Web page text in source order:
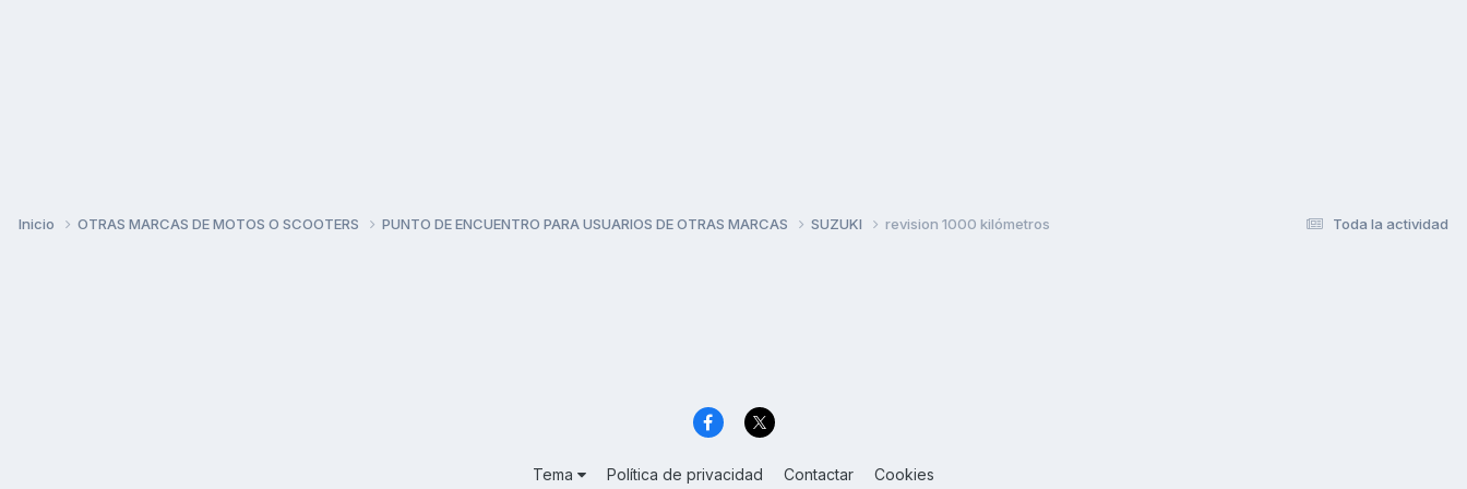
Toda la actividad
Inicio OTRAS MARCAS DE MOTOS O SCOOTERS PUNTO DE ENCUENTRO PARA USUARIOS DE OTRAS MARCAS SUZUKI revision 1000 kilómetros
Tema Política de privacidad Contactar Cookies